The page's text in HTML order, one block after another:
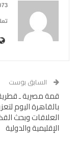
4073
السابق بوست
قمة مصرية ـ
بالقاهرة اليوم
العلاقات وبحث
الإقليمية والدولية